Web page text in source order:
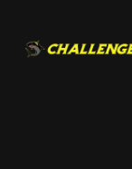
naar
inhoud